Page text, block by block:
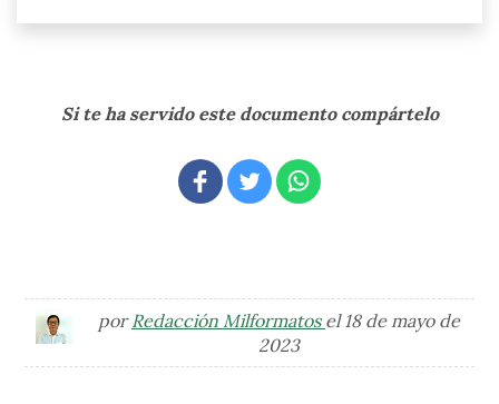
Si te ha servido este documento compártelo
porRedacción Milformatos el 18 de mayo de
2023